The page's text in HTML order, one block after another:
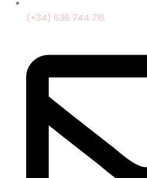
(+34) 636 744 716